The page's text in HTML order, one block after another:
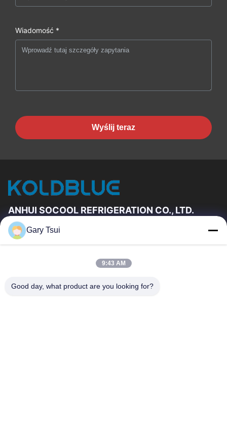
Wiadomość *
Wyślij teraz
ANHUI SOCOOL REFRIGERATION CO., LTD.
Szybkie Linki
O Nas
Wycieczka Po Fabryce
Kontrola Jakości
Gary Tsui
9:43 AM
Good day, what product are you looking for?